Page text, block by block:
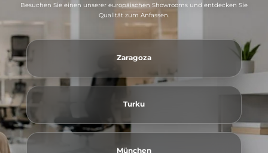
Besuchen Sie einen unserer europäischen Showrooms und entdecken Sie
Qualität zum Anfassen.
Zaragoza
Turku
München